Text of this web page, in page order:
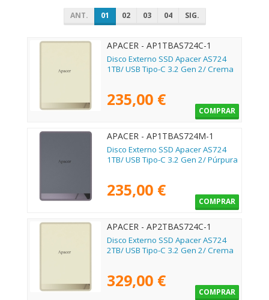
ANT. 01 02 03 04 SIG.
APACER - AP1TBAS724C-1
Disco Externo SSD Apacer AS724
1TB/ USB Tipo-C 3.2 Gen 2/ Crema
235,00 €
COMPRAR
APACER - AP1TBAS724M-1
Disco Externo SSD Apacer AS724
1TB/ USB Tipo-C 3.2 Gen 2/ Púrpura
235,00 €
COMPRAR
APACER - AP2TBAS724C-1
Disco Externo SSD Apacer AS724
2TB/ USB Tipo-C 3.2 Gen 2/ Crema
329,00 €
COMPRAR